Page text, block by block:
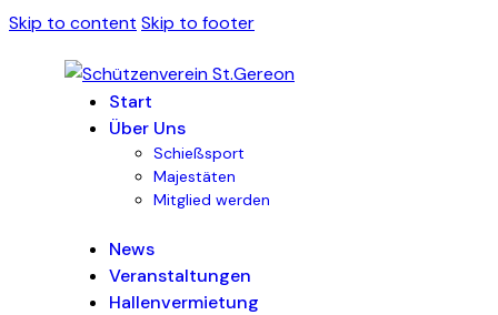
Skip to content Skip to footer
Start
Über Uns
Schießsport
Majestäten
Mitglied werden
News
Veranstaltungen
Hallenvermietung